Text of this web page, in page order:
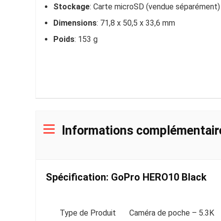
Stockage: Carte microSD (vendue séparément)
Dimensions: 71,8 x 50,5 x 33,6 mm
Poids: 153 g
Informations
Spécification: GoPro HERO10 Black
Type de Produit Caméra de poche – 5.3K